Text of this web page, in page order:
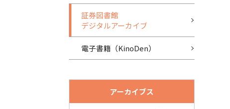
証券図書館
デジタルアーカイブ
電子書籍（KinoDen）
アーカイブス